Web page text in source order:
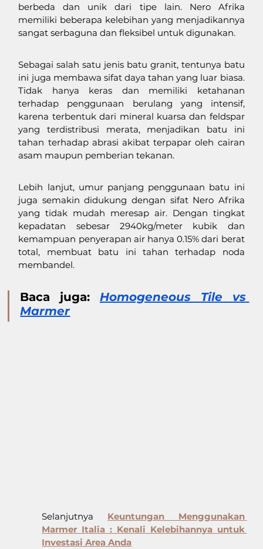
berbeda dan unik dari tipe lain. Nero Afrika
memiliki beberapa kelebihan yang menjadikannya
sangat serbaguna dan fleksibel untuk digunakan.
Sebagai salah satu jenis batu granit, tentunya batu
ini juga membawa sifat daya tahan yang luar biasa.
Tidak hanya keras dan memiliki ketahanan
terhadap penggunaan berulang yang intensif,
karena terbentuk dari mineral kuarsa dan feldspar
yang terdistribusi merata, menjadikan batu ini
tahan terhadap abrasi akibat terpapar oleh cairan
asam maupun pemberian tekanan.
Lebih lanjut, umur panjang penggunaan batu ini
juga semakin didukung dengan sifat Nero Afrika
yang tidak mudah meresap air. Dengan tingkat
kepadatan sebesar 2940kg/meter kubik dan
kemampuan penyerapan air hanya 0.15% dari berat
total, membuat batu ini tahan terhadap noda
membandel.
Baca juga: Homogeneous Tile vs
Marmer
Selanjutnya Keuntungan Menggunakan
Marmer Italia : Kenali Kelebihannya untuk
Investasi Area Anda